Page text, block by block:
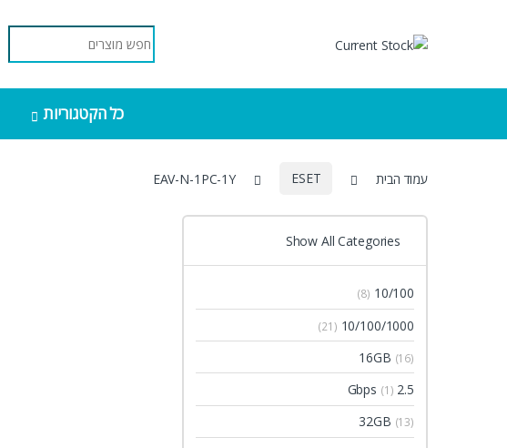
Search for:
כל הקטגוריות
עמוד הבית ESET
EAV-N-1PC-1Y
Show All Categories
10/100
(8)
10/100/1000
(21)
16GB (16)
2.5 Gbps
(1)
32GB (13)